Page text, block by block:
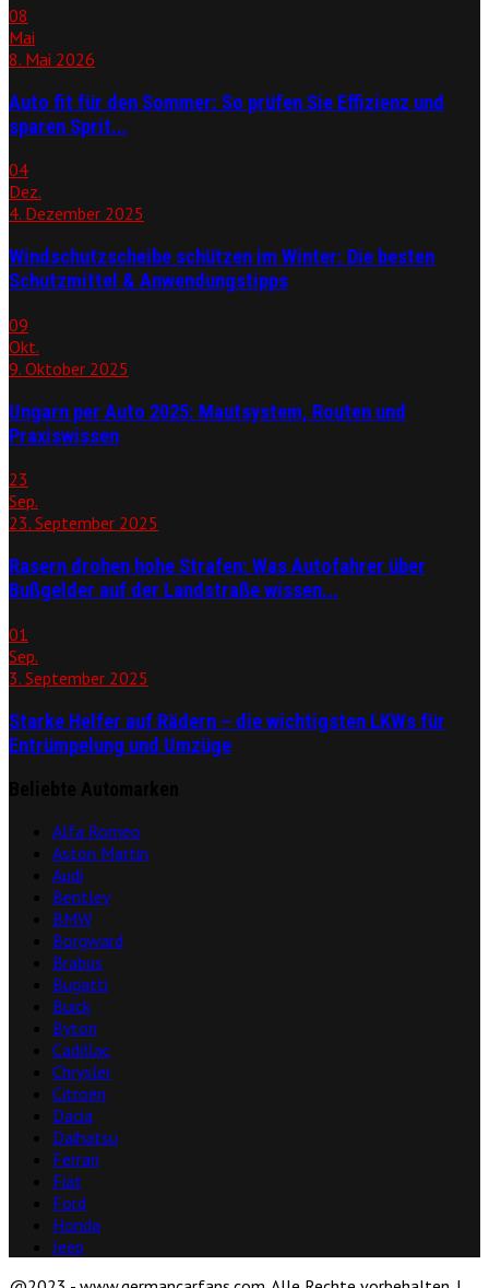
08
Mai
8. Mai 2026
Auto fit für den Sommer: So prüfen Sie Effizienz und
sparen Sprit...
04
Dez.
4. Dezember 2025
Windschutzscheibe schützen im Winter: Die besten
Schutzmittel & Anwendungstipps
09
Okt.
9. Oktober 2025
Ungarn per Auto 2025: Mautsystem, Routen und
Praxiswissen
23
Sep.
23. September 2025
Rasern drohen hohe Strafen: Was Autofahrer über
Bußgelder auf der Landstraße wissen...
01
Sep.
3. September 2025
Starke Helfer auf Rädern – die wichtigsten LKWs für
Entrümpelung und Umzüge
Alfa Romeo
Aston Martin
Audi
Bentley
BMW
Borgward
Brabus
Bugatti
Buick
Byton
Cadillac
Chrysler
Citroën
Dacia
Daihatsu
Ferrari
Fiat
Ford
Honda
Jeep